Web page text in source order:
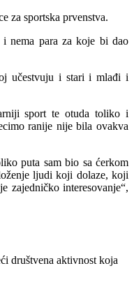
za sportska prvenstva.
nema para za koje bi dao
učestvuju i stari i mlađi i
sport te otuda toliko i
ranije nije bila ovakva
puta sam bio sa ćerkom
ljudi koji dolaze, koji
zajedničko interesovanje“,
društvena aktivnost koja